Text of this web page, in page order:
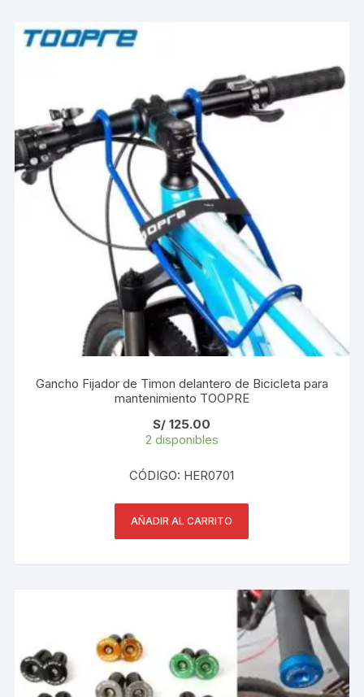
Gancho Fijador de Timon delantero de Bicicleta para
mantenimiento TOOPRE
S/ 125.00
2 disponibles
CÓDIGO: HER0701
AÑADIR AL CARRITO